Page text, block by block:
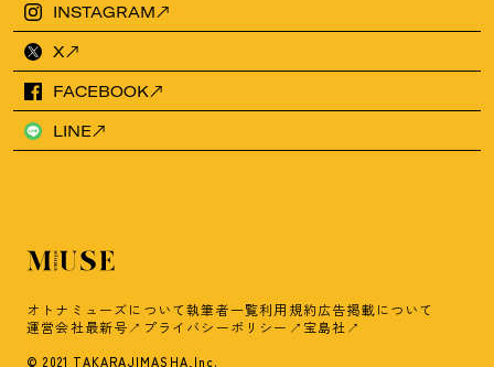
INSTAGRAM
X
FACEBOOK
LINE
オトナミューズについて執筆者一覧利用規約広告掲載について
運営会社最新号 プライバシーポリシー 宝島社
© 2021 TAKARAJIMASHA,Inc.